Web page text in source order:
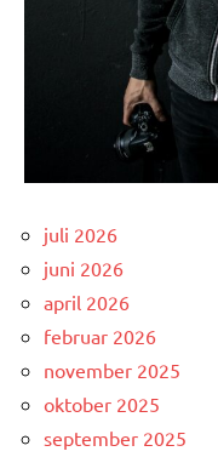
juli 2026
juni 2026
april 2026
februar 2026
november 2025
oktober 2025
september 2025